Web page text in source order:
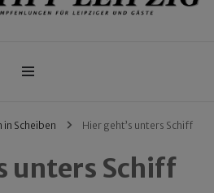
für Leipziger und Gäste
in Scheiben Hier geht’s unters Schiff
unters Schiff